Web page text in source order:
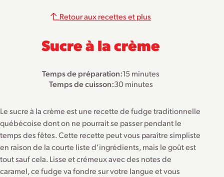
Sucre à la crème
Retour aux recettes et plus
Temps de préparation:15 minutes
Temps de cuisson:30 minutes
Le sucre à la crème est une recette de fudge traditionnelle
québécoise dont on ne pourrait se passer pendant le
temps des fêtes. Cette recette peut vous paraître simpliste
en raison de la courte liste d’ingrédients, mais le goût est
tout sauf cela. Lisse et crémeux avec des notes de
caramel, ce fudge va fondre sur votre langue et vous